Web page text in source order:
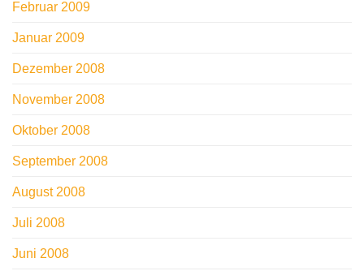
Februar 2009
Januar 2009
Dezember 2008
November 2008
Oktober 2008
September 2008
August 2008
Juli 2008
Juni 2008